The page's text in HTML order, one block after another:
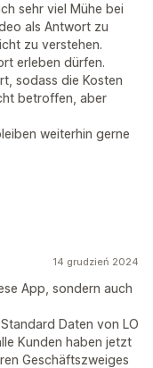
sehr viel Mühe bei
als Antwort zu
zu verstehen.
erleben dürfen.
sodass die Kosten
betroffen, aber
weiterhin gerne
14 grudzień 2024
App, sondern auch
Daten von LO
Kunden haben jetzt
Geschäftszweiges